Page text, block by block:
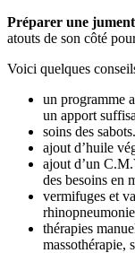
Préparer une
atouts de son côté
Voici quelques
un programme
un apport
soins des sabots.
ajout d’huile
ajout d’un
des besoins en
vermifuges et
thérapies
massothérapie,